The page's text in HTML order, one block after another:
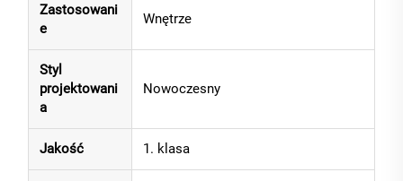
Zastosowani
e
Wnętrze
Styl
projektowani
a
Nowoczesny
Jakość 1. klasa